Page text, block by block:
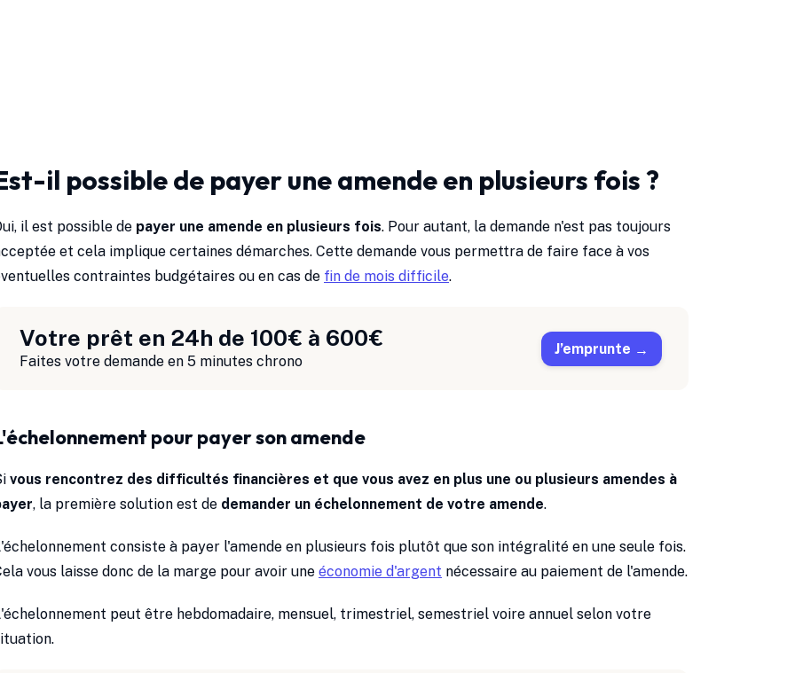
il possible de payer une amende en plusieurs fois ?
il est possible de payer une amende en plusieurs fois. Pour autant, la demande n'est pas toujours
et cela implique certaines démarches. Cette demande vous permettra de faire face à vos
contraintes budgétaires ou en cas de fin de mois difficile.
Votre prêt en 24h de 100€ à 600€
Faites votre demande en 5 minutes chrono
J’emprunte
pour payer son amende
vous rencontrez des difficultés financières et que vous avez en plus une ou plusieurs amendes à
, la première solution est de demander un échelonnement de votre amende.
consiste à payer l'amende en plusieurs fois plutôt que son intégralité en une seule fois.
vous laisse donc de la marge pour avoir une économie d'argent nécessaire au paiement de l'amende.
peut être hebdomadaire, mensuel, trimestriel, semestriel voire annuel selon votre